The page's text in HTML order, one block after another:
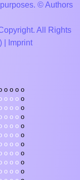
© Authors
All Rights
| Imprint
o o o o
o o o o
o o o o
o o o o
o o o o
o o o o
o o o o
o o o o
o o o o
o o o o